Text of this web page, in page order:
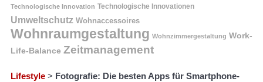
Technologische Innovation Technologische Innovationen
Umweltschutz Wohnaccessoires
Wohnraumgestaltung Wohnzimmergestaltung Work-
Life-Balance Zeitmanagement
Lifestyle > Fotografie: Die besten Apps für Smartphone-